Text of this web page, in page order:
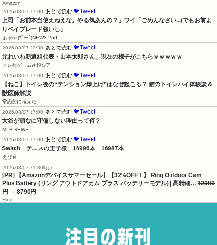
Amazon
2026/08/07 17:00
あとで読む 🐦Tweet
上司「お前本当使えねえな。やる気あんの？」ワイ「ごめんなさい...(でもお前よ
りベイブレード強いし」
ぁゃιぃ(*ﾟーﾟ)NEWS 2nd
2026/08/07 20:30
あとで読む 🐦Tweet
元れいわ新選組代表・山本太郎さん、現在の様子がこちらｗｗｗｗｗ
オレ的ゲーム速報＠刃
2026/08/07 17:00
あとで読む 🐦Tweet
【ねこ】トイレ後の“テンション爆上げ”はなぜ起こる？ 猫のトイレハイ体験談＆
獣医師解説
常識的に考えた
2026/08/07 17:00
あとで読む 🐦Tweet
大谷が頑なに守備しない理由って何？
MLB NEWS
2026/08/07 17:00
あとで読む 🐦Tweet
Switch　テニスの王子様　16996本　16987本
えび通
2026/08/07 21:30時点
[PR] 【Amazonデバイスサマーセール】【32%OFF！】 Ring Outdoor Cam
Plus Battery (リング アウトドアカム プラス バッテリーモデル) | 高精細… 12980
円 → 8790円
Ring